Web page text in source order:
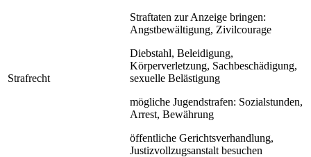
Strafrecht
Straftaten zur Anzeige bringen:
Angstbewältigung, Zivilcourage
Diebstahl, Beleidigung,
Körperverletzung, Sachbeschädigung,
sexuelle Belästigung
mögliche Jugendstrafen: Sozialstunden,
Arrest, Bewährung
öffentliche Gerichtsverhandlung,
Justizvollzugsanstalt besuchen